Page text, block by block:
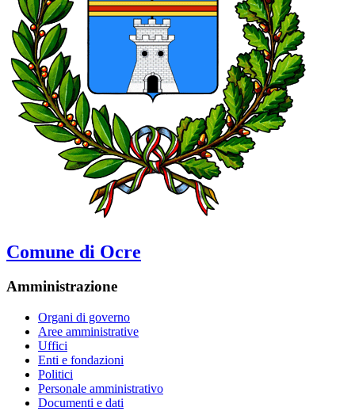
Comune di Ocre
Amministrazione
Organi di governo
Aree amministrative
Uffici
Enti e fondazioni
Politici
Personale amministrativo
Documenti e dati